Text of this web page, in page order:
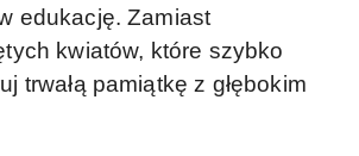
edukację. Zamiast
kwiatów, które szybko
trwałą pamiątkę z głębokim